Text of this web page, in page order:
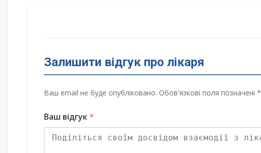
Залишити відгук про лікаря
Ваш email не буде опубліковано. Обов'язкові поля позначені *
Ваш відгук*